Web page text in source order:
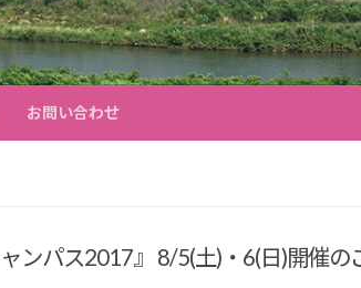
お問い合わせ
ャンパス2017』 8/5(土)・6(日)開催の